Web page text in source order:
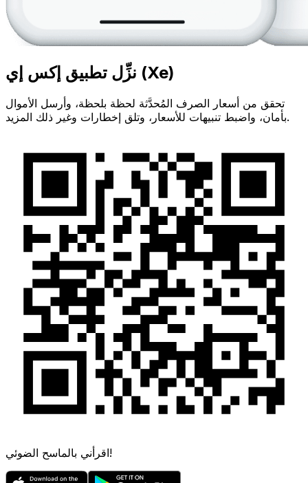
نزِّل تطبيق إكس إي (Xe)
تحقق من أسعار الصرف المُحدَّثة لحظة بلحظة، وأرسل الأموال
بأمان، واضبط تنبيهات للأسعار، وتلق إخطارات وغير ذلك المزيد.
اقرأني بالماسح الضوئي!